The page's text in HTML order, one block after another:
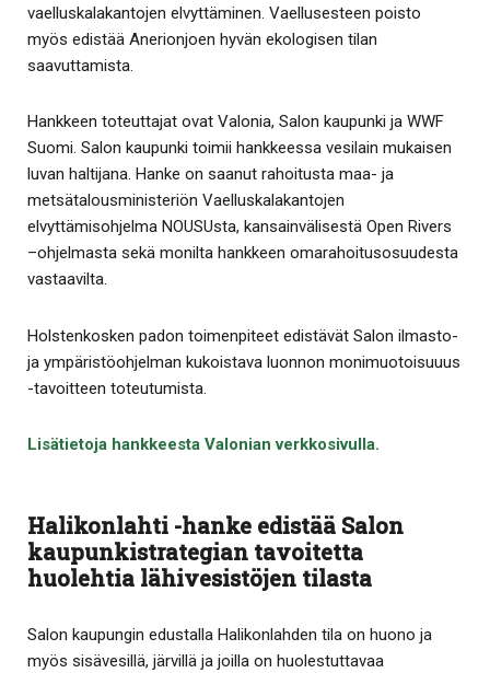
vaelluskalakantojen elvyttäminen. Vaellusesteen poisto
myös edistää Anerionjoen hyvän ekologisen tilan
saavuttamista.
Hankkeen toteuttajat ovat Valonia, Salon kaupunki ja WWF
Suomi. Salon kaupunki toimii hankkeessa vesilain mukaisen
luvan haltijana. Hanke on saanut rahoitusta maa- ja
metsätalousministeriön Vaelluskalakantojen
elvyttämisohjelma NOUSUsta, kansainvälisestä Open Rivers
–ohjelmasta sekä monilta hankkeen omarahoitusosuudesta
vastaavilta.
Holstenkosken padon toimenpiteet edistävät Salon ilmasto-
ja ympäristöohjelman kukoistava luonnon monimuotoisuuus
-tavoitteen toteutumista.
Lisätietoja hankkeesta Valonian verkkosivulla.
Halikonlahti -hanke edistää Salon
kaupunkistrategian tavoitetta
huolehtia lähivesistöjen tilasta
Salon kaupungin edustalla Halikonlahden tila on huono ja
myös sisävesillä, järvillä ja joilla on huolestuttavaa